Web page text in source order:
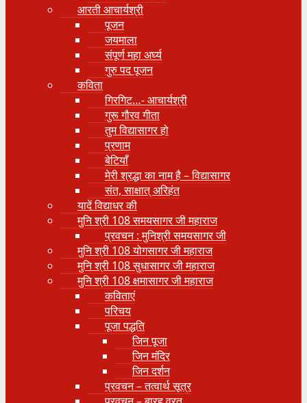
आरती आचार्यश्री
पूजन
जयमाला
संपूर्ण महा अर्घ्य
गुरु पद पूजन
कविता
गिरगिट…- आचार्यश्री
गुरू गौरव गीता
तुम विद्यासागर हो
प्रणाम
बेटियाँ
मेरी श्रद्धा का नाम है – विद्यासागर
संत, साक्षात् अरिहंत
यादें विद्याधर की
मुनि श्री 108 समयसागर जी महाराज
प्रवचन : मुनिश्री समयसागर जी
मुनि श्री 108 योगसागर जी महाराज
मुनि श्री 108 सुधासागर जी महाराज
मुनि श्री 108 क्षमासागर जी महाराज
कविताएं
परिचय
पूजा पद्धति
जिन पूजा
जिन मंदिर
जिन दर्शन
प्रवचन – तत्वार्थ सूत्र